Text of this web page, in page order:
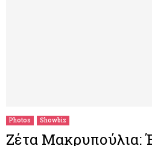
Photos Showbiz
Ζέτα Μακρυπούλια: